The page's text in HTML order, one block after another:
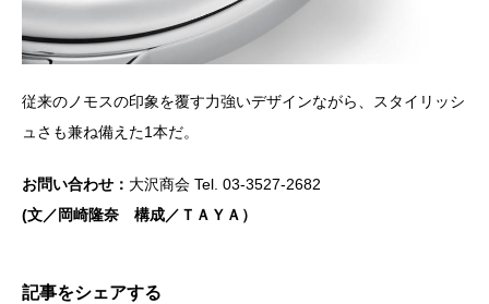
従来のノモスの印象を覆す力強いデザインながら、スタイリッシ
ュさも兼ね備えた1本だ。
お問い合わせ： 大沢商会 Tel. 03-3527-2682
(文／岡崎隆奈 構成／ＴＡＹＡ）
記事をシェアする